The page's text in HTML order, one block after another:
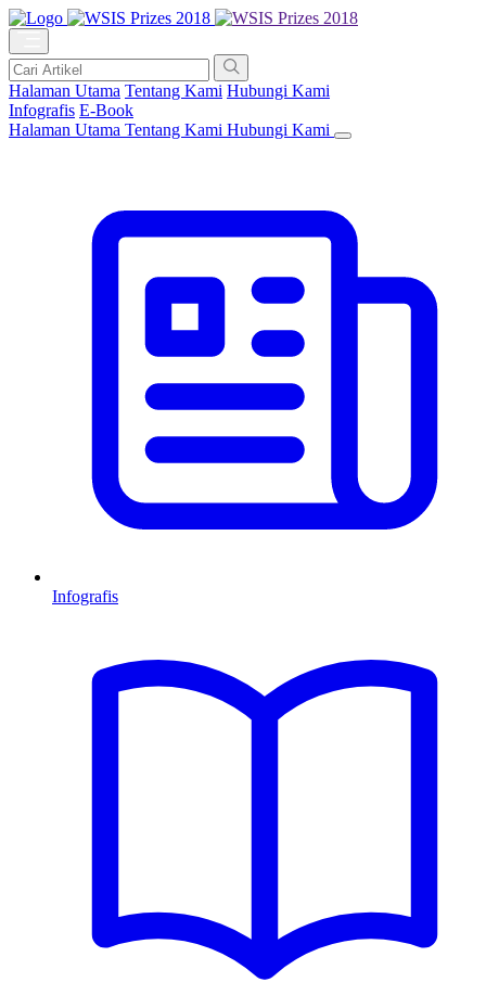
Halaman Utama Tentang Kami Hubungi Kami
Infografis E-Book
Halaman Utama Tentang Kami Hubungi Kami
Infografis